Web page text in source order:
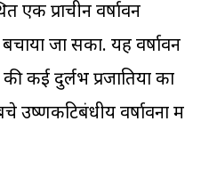
एक प्राचीन वर्षावन
जा सका. यह वर्षावन
कई दुर्लभ प्रजातियों का
वर्षावनों में